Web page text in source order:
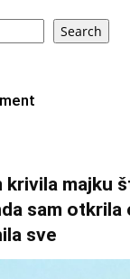
Search
krivila majku
sam otkrila
sve